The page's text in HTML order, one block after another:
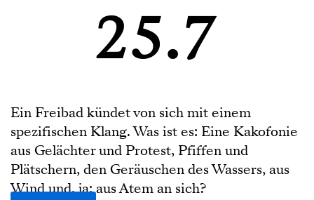
25.7
Ein Freibad kündet von sich mit einem
spezifischen Klang. Was ist es: Eine Kakofonie
aus Gelächter und Protest, Pfiffen und
Plätschern, den Geräuschen des Wassers, aus
Wind und, ja: aus Atem an sich?